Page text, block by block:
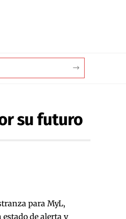
su futuro
para MyL,
de alerta y